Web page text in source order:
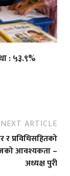
: ५३.९%
NEXT ARTICLE
र प्रविधिसहितको
आवश्यकता –
अध्यक्ष पुरी